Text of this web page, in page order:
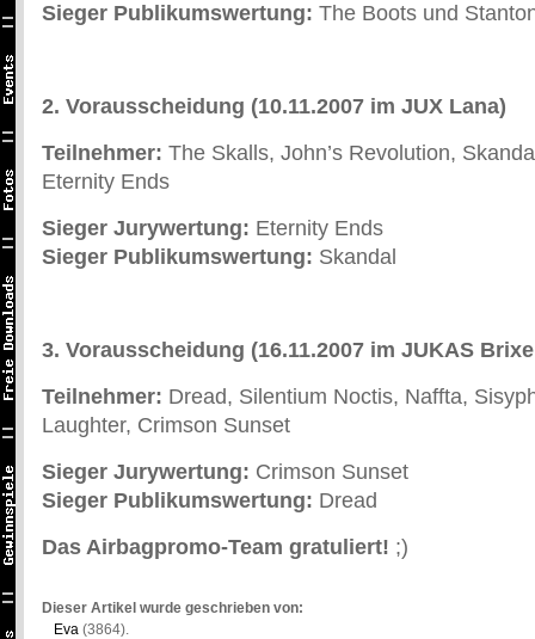
Sieger Publikumswertung: The Boots und
2. Vorausscheidung (10.11.2007 im JUX Lana)
Teilnehmer: The Skalls, John’s Revolution,
Eternity Ends
Sieger Jurywertung: Eternity Ends
Sieger Publikumswertung: Skandal
3. Vorausscheidung (16.11.2007 im JUKAS
Teilnehmer: Dread, Silentium Noctis, Naffta,
Laughter, Crimson Sunset
Sieger Jurywertung: Crimson Sunset
Sieger Publikumswertung: Dread
Das Airbagpromo-Team gratuliert! ;)
Dieser Artikel wurde geschrieben von:
Eva (3864).